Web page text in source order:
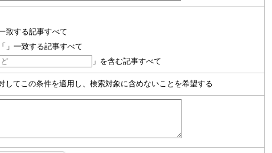
致する記事すべて
」一致する記事すべて
」を含む記事すべて
してこの条件を適用し、検索対象に含めないことを希望する